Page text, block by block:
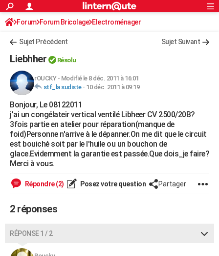
ACTUALITÉS
Politique
Société
Faits Divers
Education
Monde
Villes
+
FINANCE
Retraite
Impôts
Epargne
Immobilier
Risques naturels par ville
Banque
Assurance
Crédit
AUTO
Essais
Réserver un essai
Citadines
Berlines
SUV
Forum auto
+HIGH-TECH
Mobiles
Meilleur smartphone
Internet
Ordinateurs
Jeux vidéo
Guide high-tech
+BRICOLAGE
Forum
Aménagement intérieur
Extérieur
Cuisine
Salle de bains
Jardinage
Rangement
WEEK-END
Art de vivre
Bien-être
Loisirs
Mode
Modes de vie
Alimentation
Guide de la santé
Maladies
Médicaments
Sommeil
VOYAGE
Destinations
City break
Voyage nature
Voyage de noces
Forum
Climat
+PHOTO
GUIDES D'ACHAT
S'inscrire
Connexion
Forum Forum Bricolage Electroménager
Sujet Précédent Sujet Suivant
Liebhher Résolu
rOUCKY- Modifié le 8 déc. 2011 à 16:01
stf_la sudiste- 10 déc. 2011 à 09:19
Bonjour, Le 08122011
j'ai un congélateir vertical ventilé Libheer CV 2500/20B?
3fois partie en atelier pour réparation(manque de
foid)Personne n'arrive à le dépanner.On me dit que le circuit
est bouiché soit par le l'huile ou un bouchon de
glace.Evidemment la garantie est passée.Que dois_je faire?
Merci à vous.
Répondre (2) Posez votre question Partager
2 réponses
RÉPONSE 1 / 2